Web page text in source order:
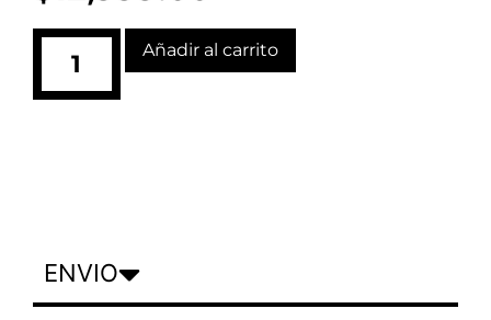
Añadir al carrito
ENVIO